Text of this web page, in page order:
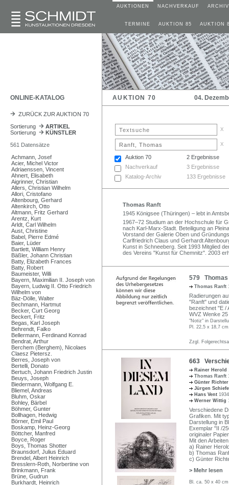
AUKTIONEN NACHVERKAUF ARCHIV
TERMINE AUKTION 85 AUKTION
ONLINE-KATALOG AUKTION 70 04.
ZURÜCK ZUR AUKTION 70
Sortierung
ARTIKEL
Sortierung
KÜNSTLER
561 Datensätze
Achmann, Josef
Acier, Michel Victor
Adriaenssen, Vincent
Ahnert, Elisabeth
Aigrinner, Christian
Allers, Christian Wilhelm
Allori, Cristofano
Altenbourg, Gerhard
Altenkirch, Otto
Altmann, Fritz Gerhard
Arentz, Kurt
Arldt, Carl Wilhelm
Aust, Christine
Babel, Pierre Edmé
Baier, Lüder
Bartlett, William Henry
Bäßler, Johann Christian
Batty, Elizabeth Frances
Batty, Robert
Baumeister, Willi
Bayern, Maximilian II. Joseph von
Bayern, Ludwig II. Otto Friedrich
Wilhelm von
Bäz-Dölle, Walter
Bechmann, Hartmut
Becker, Curt Georg
Beckert, Fritz
Begas, Karl Joseph
Behrendt, Falko
Bellermann, Ferdinand Konrad
Bendrat, Arthur
Berchem (Berghem), Nicolaes
Claesz Pietersz.
Berres, Joseph von
Bertelli, Donato
Bertuch, Johann Friedrich Justin
Beuys, Joseph
Biedermann, Wolfgang E.
Bliemel, Andreas
Bluhm, Oskar
Bohley, Bärbel
Böhmer, Gunter
Bollhagen, Hedwig
Börner, Emil Paul
Boskamp, Heinz-Georg
Böttcher, Manfred
Boyce, Roger
Boys, Thomas Shotter
Braunsdorf, Julius Eduard
Brendel, Albert Heinrich
Bresslern-Roth, Norbertine von
Brinkmann, Frank
Brüne, Gudrun
Burkhardt, Heinrich
x
x
Auktion 70
2 Ergebnisse
Nachverkauf
3 Ergebnisse
Katalog-Archiv
133 Ergebnisse
Thomas Ranft
1945 Königsee (Thüringen) – lebt in
1967–72 Studium an der Hochschule für
nach Karl-Marx-Stadt. Beteiligung an
Vorstand der Galerie Oben und
Carlfriedrich Claus und Gerhardt
Kunst in Schneeberg. Seit 1993 Mitglied
des Vereins "Kunst für Chemnitz". 2003
579 Thomas
Thomas Ranft
Radierungen
"Ranft" und
bezeichnet "E /
WVZ Wenke
"Notiz" in
Pl. 22,5 x 18,7
Zzgl.
663
Rainer Herold
Thomas Ranft
Günter
Jürgen
Hans Vent
Werner Wittig
Verschiedene
Grafiken. Mit
Darstellung in
Exemplar "II /
originaler
Mit den
a) Rainer
b) Thomas
c) Günter
> Mehr lesen
Bl. ca. 50 x 40